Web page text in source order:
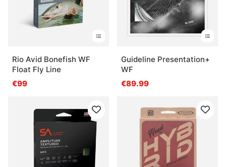
Rio Avid Bonefish WF
Float Fly Line
€99
Guideline Presentation+
WF
€89.99